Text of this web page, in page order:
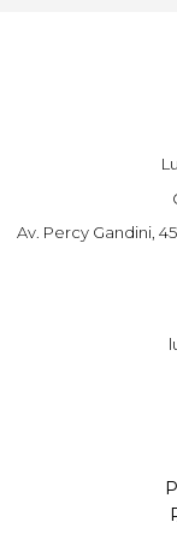
Av. Percy Gandini,